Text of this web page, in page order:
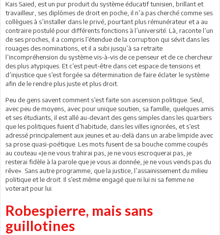
Kais Saied, est un pur produit du système éducatif tunisien, brillant et
travailleur, ses diplômes de droit en poche, il n’a pas cherché comme ses
collègues à s’installer dans le privé, pourtant plus rémunérateur et a au
contraire postulé pour différents fonctions à l’université. Là, raconte l’un
de ses proches, il a compris l’étendue de la corruption qui sévit dans les
rouages des nominations, et il a subi jusqu’à sa retraite
l’incompréhension du système vis-à-vis de ce penseur et de ce chercheur
des plus atypiques. Et c’est peut-être dans cet espace de tensions et
d’injustice que s’est forgée sa détermination de faire éclater le système
afin de le rendre plus juste et plus droit.
Peu de gens savent comment s’est faite son ascension politique. Seul,
avec peu de moyens, avec pour unique soutien, sa famille, quelques amis
et ses étudiants, il est allé au-devant des gens simples dans les quartiers
que les politiques fuient d’habitude, dans les villes ignorées, et s’est
adressé principalement aux jeunes et au-delà dans un arabe limpide avec
sa prose quasi-poétique. Les mots fusent de sa bouche comme coupés
au couteau «Je ne vous trahirai pas, je ne vous escroquerai pas, je
resterai fidèle à la parole que je vous ai donnée, je ne vous vends pas du
rêve». Sans autre programme, que la justice, l’assainissement du milieu
politique et le droit. Il s’est même engagé que ni lui ni sa femme ne
voterait pour lui.
Robespierre, mais sans
guillotines